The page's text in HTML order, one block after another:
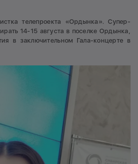
телепроекта «Ордынка». Супер-
14-15 августа в поселке Ордынка,
в заключительном Гала-концерте в